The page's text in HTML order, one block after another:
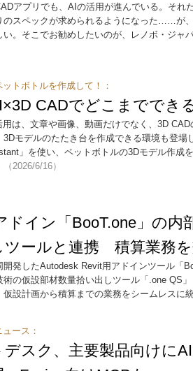
アプリでも、AIの活用が進んでいる。それ
のスペックが求められるようになった……が
い。そこでお勧めしたいのが、レノボ・ジャ
トボトルを作成して！：
CADでどこまででき
は、文章や画像、動画だけでなく、3D
モデルのたたき台を作成できる環境も登場
」を使い、ペットボトルの3Dモデル作成
（2026/6/16）
ドイン「BooT.one」の内
ツールと連携 積算業務
発したAutodesk Revit用アドインツール「
術の仮設部材数量拾い出しツール「.one QS
設計画から積算までの業務をシームレスに
ース：
デスク、主要製品向けに